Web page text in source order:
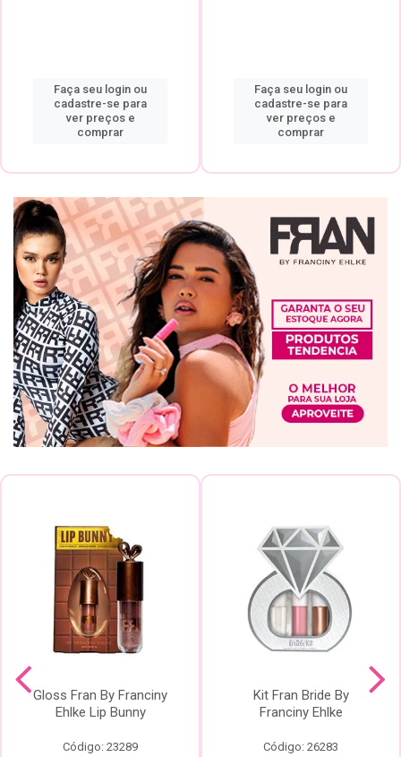
Faça seu login ou
cadastre-se para
ver preços e
comprar
Faça seu login ou
cadastre-se para
ver preços e
comprar
Gloss Fran By Franciny
Ehlke Lip Bunny
Código: 23289
Kit Fran Bride By
Franciny Ehlke
Código: 26283